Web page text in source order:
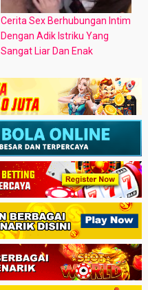
Cerita Sex Berhubungan Intim
Dengan Adik Istriku Yang
Sangat Liar Dan Enak